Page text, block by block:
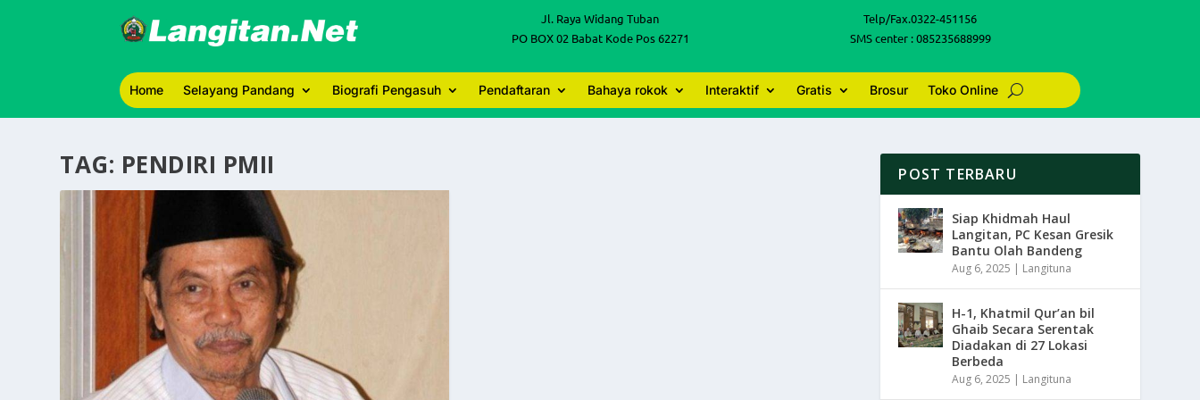
Jl. Raya Widang Tuban
PO BOX 02 Babat Kode Pos 62271
Telp/Fax.0322-451156
SMS center : 085235688999
Home Selayang Pandang Biografi Pengasuh Pendaftaran Bahaya rokok Interaktif Gratis Brosur Toko Online
TAG: PENDIRI PMII POST TERBARU
Siap Khidmah Haul
Langitan, PC Kesan Gresik
Bantu Olah Bandeng
Aug 6, 2025 | Langituna
H-1, Khatmil Qur’an bil
Ghaib Secara Serentak
Diadakan di 27 Lokasi
Berbeda
Aug 6, 2025 | Langituna